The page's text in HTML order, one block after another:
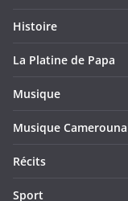
Histoire
La Platine de Papa
Musique
Musique
Récits
Sport